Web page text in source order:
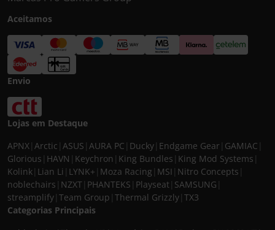
Aceitamos
Envio
Lojas em Destaque
APNX Arctic ASUS AURA PC Ducky Endgame Gear GAMIAC
Glorious HAVN Keychron King Bundles King Mod Systems
Kolink Lian Li LYNK+ Moza Racing MSI Nitro Concepts
noblechairs NZXT PHANTEKS Playseat SAMSUNG
streamplify Team Group Thermal Grizzly TX3
Categorias Principais